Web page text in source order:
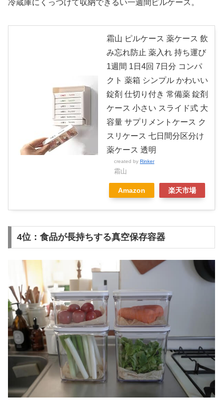
冷蔵庫にくっつけて収納できるい一週間ピルケース。
霜山 ピルケース 薬ケース 飲
み忘れ防止 薬入れ 持ち運び
1週間 1日4回 7日分 コンパ
クト 薬箱 シンプル かわいい
錠剤 仕切り付き 常備薬 錠剤
ケース 小さい スライド式 大
容量 サプリメントケース ク
スリケース 七日間分区分け
薬ケース 透明
created by Rinker
霜山
Amazon 楽天市場
4位：食品が長持ちする真空保存容器